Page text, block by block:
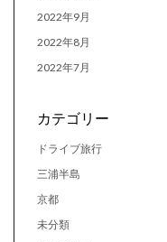
2022年9月
2022年8月
2022年7月
カテゴリー
ドライブ旅行
三浦半島
京都
未分類